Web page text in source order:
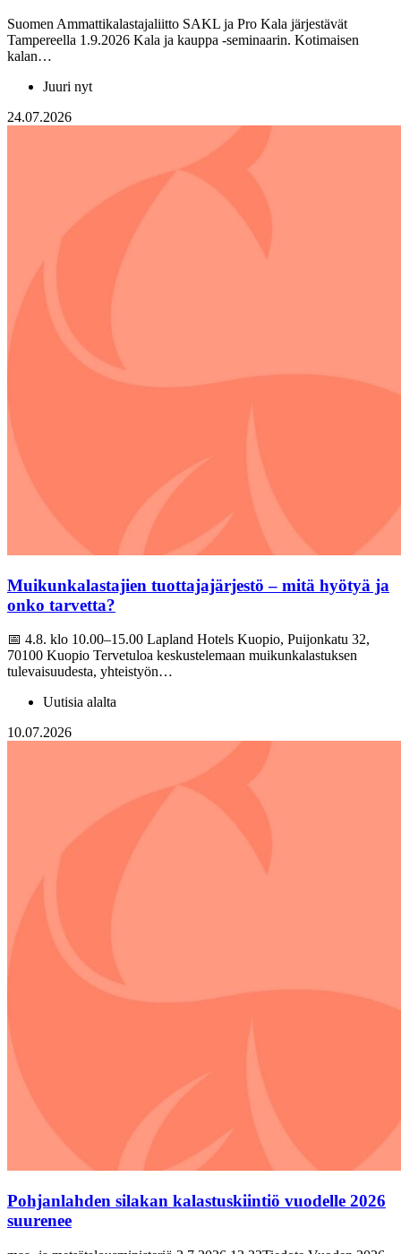
Suomen Ammattikalastajaliitto SAKL ja Pro Kala järjestävät
Tampereella 1.9.2026 Kala ja kauppa -seminaarin. Kotimaisen
kalan…
Juuri nyt
24.07.2026
Muikunkalastajien tuottajajärjestö – mitä hyötyä ja
onko tarvetta?
📅 4.8. klo 10.00–15.00 Lapland Hotels Kuopio, Puijonkatu 32,
70100 Kuopio Tervetuloa keskustelemaan muikunkalastuksen
tulevaisuudesta, yhteistyön…
Uutisia alalta
10.07.2026
Pohjanlahden silakan kalastuskiintiö vuodelle 2026
suurenee